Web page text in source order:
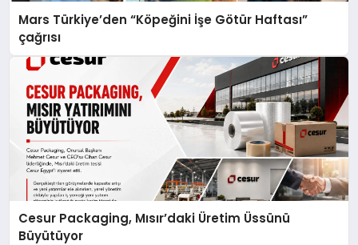
Mars Türkiye’den “Köpeğini İşe Götür Haftası”
çağrısı
Cesur Packaging, Mısır’daki Üretim Üssünü
Büyütüyor